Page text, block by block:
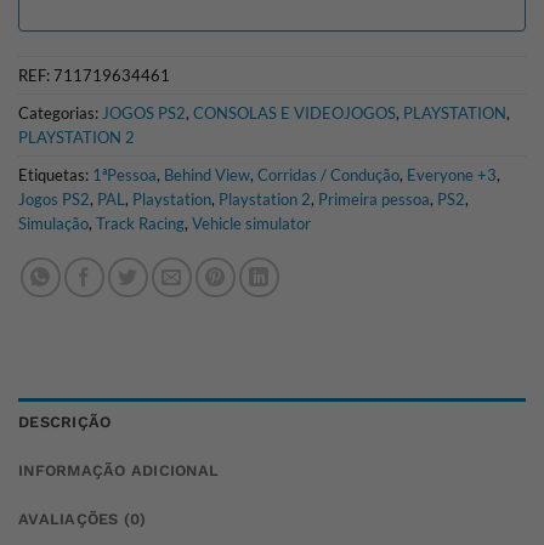
REF:711719634461
Categorias: JOGOS PS2, CONSOLAS E VIDEOJOGOS, PLAYSTATION,
PLAYSTATION 2
Etiquetas: 1ªPessoa, Behind View, Corridas / Condução, Everyone +3,
Jogos PS2, PAL , Playstation, Playstation 2, Primeira pessoa, PS2,
Simulação, Track Racing, Vehicle simulator
DESCRIÇÃO
INFORMAÇÃO ADICIONAL
AVALIAÇÕES (0)